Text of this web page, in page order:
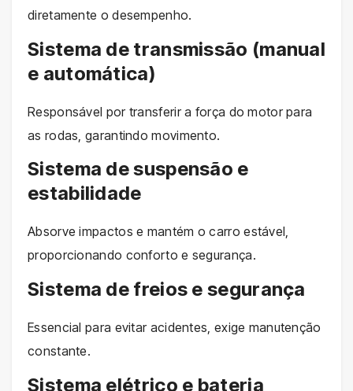
diretamente o desempenho.
Sistema de transmissão (manual
e automática)
Responsável por transferir a força do motor para
as rodas, garantindo movimento.
Sistema de suspensão e
estabilidade
Absorve impactos e mantém o carro estável,
proporcionando conforto e segurança.
Sistema de freios e segurança
Essencial para evitar acidentes, exige manutenção
constante.
Sistema elétrico e bateria